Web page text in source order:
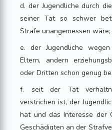
d. der Jugendliche durch
seiner Tat so schwer
Strafe unangemessen wäre;
e. der Jugendliche
Eltern, andern
oder Dritten schon genug
f. seit der Tat
verstrichen ist, der
hat und das Interesse der
Geschädigten an der